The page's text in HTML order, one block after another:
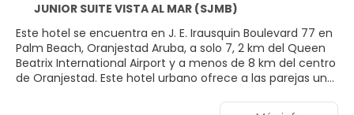
JUNIOR SUITE VISTA AL MAR (SJMB)
Este hotel se encuentra en J. E. Irausquin Boulevard 77 en
Palm Beach, Oranjestad Aruba, a solo 7, 2 km del Queen
Beatrix International Airport y a menos de 8 km del centro
de Oranjestad. Este hotel urbano ofrece a las parejas un
instalaciones y una amplia gama de servicios te